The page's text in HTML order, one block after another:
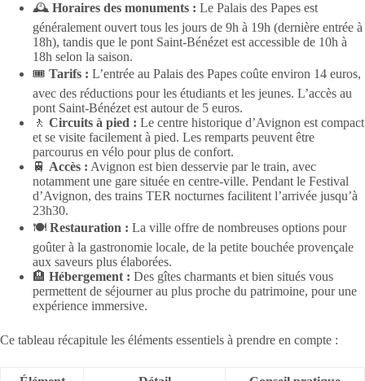
🕰️ Horaires des monuments : Le Palais des Papes est
généralement ouvert tous les jours de 9h à 19h (dernière entrée à
18h), tandis que le pont Saint-Bénézet est accessible de 10h à
18h selon la saison.
🎟️ Tarifs : L’entrée au Palais des Papes coûte environ 14 euros,
avec des réductions pour les étudiants et les jeunes. L’accès au
pont Saint-Bénézet est autour de 5 euros.
🚶 Circuits à pied : Le centre historique d’Avignon est compact
et se visite facilement à pied. Les remparts peuvent être
parcourus en vélo pour plus de confort.
🚆 Accès : Avignon est bien desservie par le train, avec
notamment une gare située en centre-ville. Pendant le Festival
d’Avignon, des trains TER nocturnes facilitent l’arrivée jusqu’à
23h30.
🍽️ Restauration : La ville offre de nombreuses options pour
goûter à la gastronomie locale, de la petite bouchée provençale
aux saveurs plus élaborées.
🏨 Hébergement : Des gîtes charmants et bien situés vous
permettent de séjourner au plus proche du patrimoine, pour une
expérience immersive.
Ce tableau récapitule les éléments essentiels à prendre en compte :